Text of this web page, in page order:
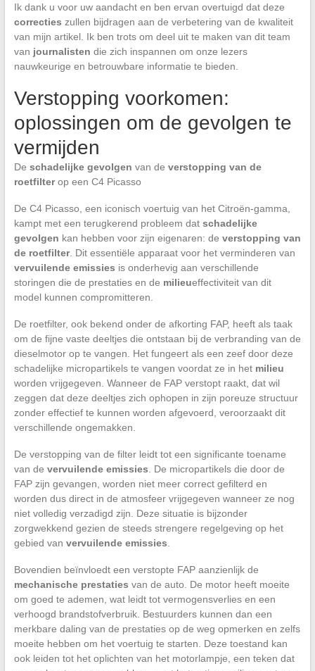
Ik dank u voor uw aandacht en ben ervan overtuigd dat deze
correcties zullen bijdragen aan de verbetering van de kwaliteit
van mijn artikel. Ik ben trots om deel uit te maken van dit team
van journalisten die zich inspannen om onze lezers
nauwkeurige en betrouwbare informatie te bieden.
Verstopping voorkomen:
oplossingen om de gevolgen te
vermijden
De schadelijke gevolgen van de verstopping van de
roetfilterop een C4 Picasso
De C4 Picasso, een iconisch voertuig van het Citroën-gamma,
kampt met een terugkerend probleem dat schadelijke
gevolgen kan hebben voor zijn eigenaren: de verstopping van
de roetfilter. Dit essentiële apparaat voor het verminderen van
vervuilende emissies is onderhevig aan verschillende
storingen die de prestaties en de milieueffectiviteit van dit
model kunnen compromitteren.
De roetfilter, ook bekend onder de afkorting FAP, heeft als taak
om de fijne vaste deeltjes die ontstaan bij de verbranding van de
dieselmotor op te vangen. Het fungeert als een zeef door deze
schadelijke micropartikels te vangen voordat ze in het milieu
worden vrijgegeven. Wanneer de FAP verstopt raakt, dat wil
zeggen dat deze deeltjes zich ophopen in zijn poreuze structuur
zonder effectief te kunnen worden afgevoerd, veroorzaakt dit
verschillende ongemakken.
De verstopping van de filter leidt tot een significante toename
van de vervuilende emissies . De micropartikels die door de
FAP zijn gevangen, worden niet meer correct gefilterd en
worden dus direct in de atmosfeer vrijgegeven wanneer ze nog
niet volledig verzadigd zijn. Deze situatie is bijzonder
zorgwekkend gezien de steeds strengere regelgeving op het
gebied van vervuilende emissies
Bovendien beïnvloedt een verstopte FAP aanzienlijk de
mechanische prestaties van de auto. De motor heeft moeite
om goed te ademen, wat leidt tot vermogensverlies en een
verhoogd brandstofverbruik. Bestuurders kunnen dan een
merkbare daling van de prestaties op de weg opmerken en zelfs
moeite hebben om het voertuig te starten. Deze toestand kan
ook leiden tot het oplichten van het motorlampje, een teken dat